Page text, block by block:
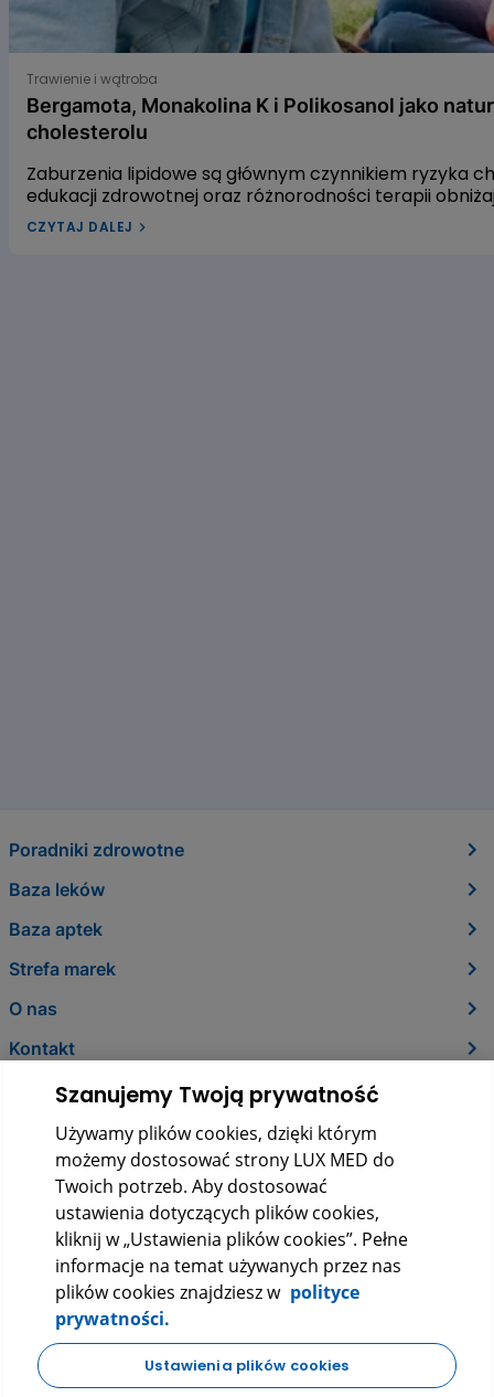
Trawienie i wątroba
Bergamota, Monakolina K i Polikosanol jako
cholesterolu
Zaburzenia lipidowe są głównym czynnikiem ryzyka
edukacji zdrowotnej oraz różnorodności terapii
leczenia dyslipidemii w Polsce pozostaje
dyslipidemią? W naszym artykule przyjrzymy się
CZYTAJ DALEJ
Poradniki zdrowotne
Baza leków
Baza aptek
Strefa marek
O nas
Kontakt
LUX MED Sp. z o.o.
ul. Szturmowa 2, 02-678 Warszawa
KRS: 0000265353
NIP: 5272523080
REGON: 140723603
Polityka prywatności | Regulamin | FAQ
Szanujemy Twoją prywatność
Używamy plików cookies, dzięki którym
możemy dostosować strony LUX MED do
Twoich potrzeb. Aby dostosować
ustawienia dotyczących plików cookies,
kliknij w „Ustawienia plików cookies”. Pełne
informacje na temat używanych przez nas
plików cookies znajdziesz w polityce
prywatności.
Ustawienia plików cookies